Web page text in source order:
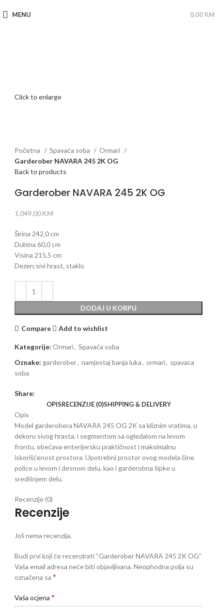
MENU 0,00 KM
Click to enlarge
Početna Spavaća soba
Ormari
Garderober NAVARA 245 2K OG
Back to products
Garderober NAVARA 245 2K OG
1.049,00KM
Širina 242,0 cm
Dubina 60,0 cm
Visina 215,5 cm
Dezen:sivi hrast, staklo
DODAJ U KORPU
Compare Add to wishlist
Kategorije: Ormari, Spavaća soba
Oznake: garderober, namjestaj banja luka, ormari, spavaca
soba
Share:
OPISRECENZIJE (0)SHIPPING & DELIVERY
Opis
Model garderobera NAVARA 245 OG 2K sa kliznim vratima, u
dekoru sivog hrasta, i segmentom sa ogledalom na levom
frontu, obećava enterijersku praktičnost i maksimalnu
iskorišćenost prostora. Upotrebni prostor ovog modela čine
police u levom i desnom delu, kao i garderobna šipke u
središnjem delu.
Recenzije (0)
Recenzije
Još nema recenzija.
Budi prvi koji će recenzirati “Garderober NAVARA 245 2K OG”
Vaša email adresa neće biti objavljivana.Neophodna polja su
označena sa *
Vaša ocjena *